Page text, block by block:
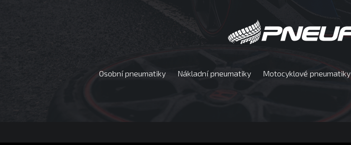
Osobní pneumatiky Nákladní pneumatiky Motocyklové pneumatiky